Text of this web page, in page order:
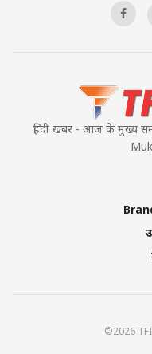
हिंदी खबर - आज के मुख्य
©2026